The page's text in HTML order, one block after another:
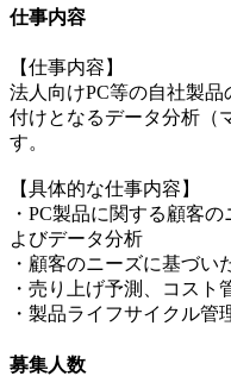
仕事内容
【仕事内容】
法人向けPC等の自社製
付けとなるデータ分析（
す。
【具体的な仕事内容】
・PC製品に関する顧客
よびデータ分析
・顧客のニーズに基づい
・売り上げ予測、コスト
・製品ライフサイクル管
募集人数